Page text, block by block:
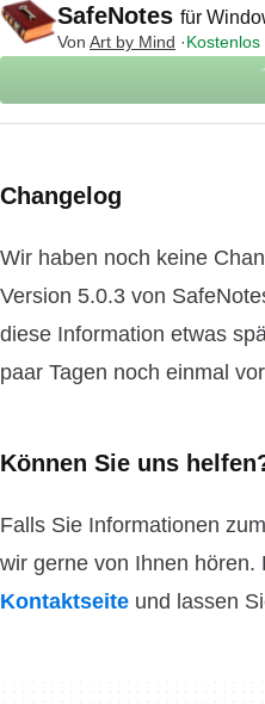
SafeNotes für
Von Art by Mind Kostenlos
Changelog
Wir haben noch keine
Version 5.0.3 von
diese Information etwas
paar Tagen noch einmal
Können Sie uns
Falls Sie Informationen
wir gerne von Ihnen hören.
Kontaktseite und lassen